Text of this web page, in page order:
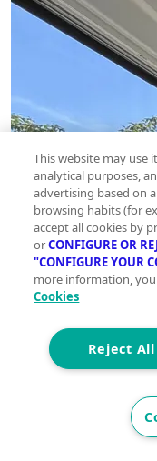
This website may use
analytical purposes,
advertising based on
browsing habits (for
accept all cookies by
orCONFIGURE OR
"CONFIGURE YOUR
more information,
Cookies
Reject All